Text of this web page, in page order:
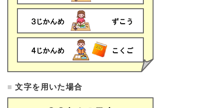
文字を用いた場合